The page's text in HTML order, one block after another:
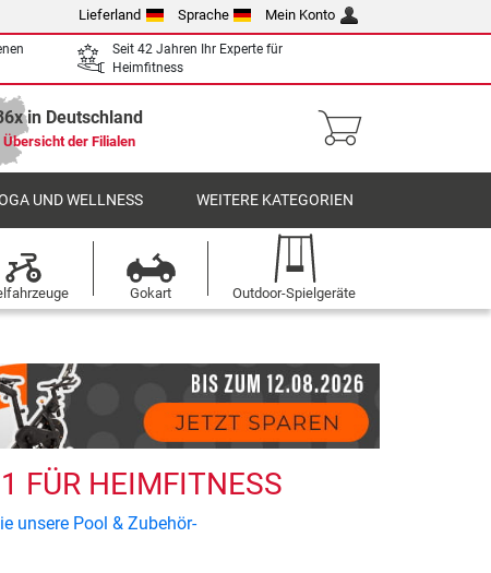
Lieferland Sprache Mein Konto
Seit 42 Jahren Ihr Experte für
Heimfitness
in Deutschland
Übersicht der Filialen
UND WELLNESS WEITERE KATEGORIEN
Gokart Outdoor-Spielgeräte
FÜR HEIMFITNESS
unsere Pool & Zubehör-